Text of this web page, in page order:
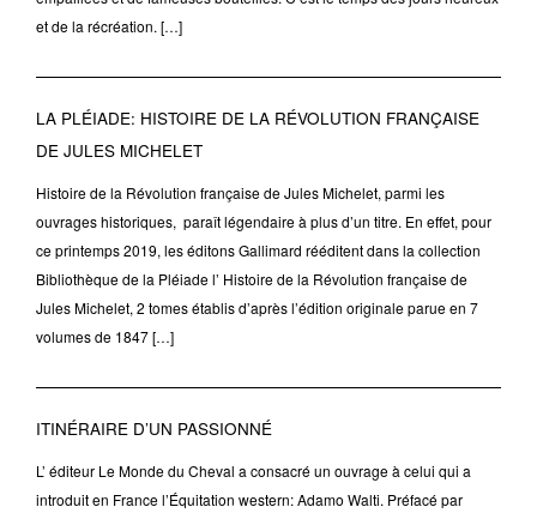
et de la récréation. […]
LA PLÉIADE: HISTOIRE DE LA RÉVOLUTION FRANÇAISE
DE JULES MICHELET
Histoire de la Révolution française de Jules Michelet, parmi les
ouvrages historiques, paraît légendaire à plus d’un titre. En effet, pour
ce printemps 2019, les éditons Gallimard rééditent dans la collection
Bibliothèque de la Pléiade l’ Histoire de la Révolution française de
Jules Michelet, 2 tomes établis d’après l’édition originale parue en 7
volumes de 1847 […]
ITINÉRAIRE D’UN PASSIONNÉ
L’ éditeur Le Monde du Cheval a consacré un ouvrage à celui qui a
introduit en France l’Équitation western: Adamo Walti. Préfacé par